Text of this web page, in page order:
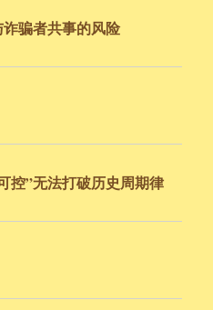
骗者共事的风险
控”无法打破历史周期律